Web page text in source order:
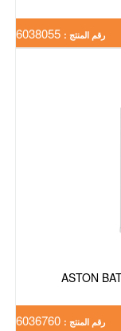
رقم المنتج :
ASTON
رقم المنتج :